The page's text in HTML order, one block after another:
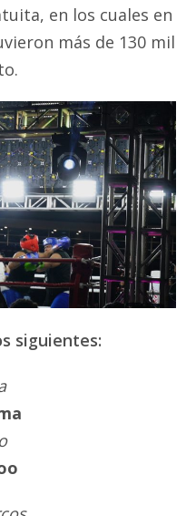
en los cuales en
más de 130 mil
siguientes: